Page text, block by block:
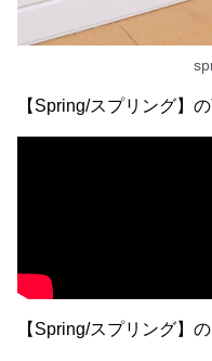
【Spring/スプリング】
【Spring/スプリング】